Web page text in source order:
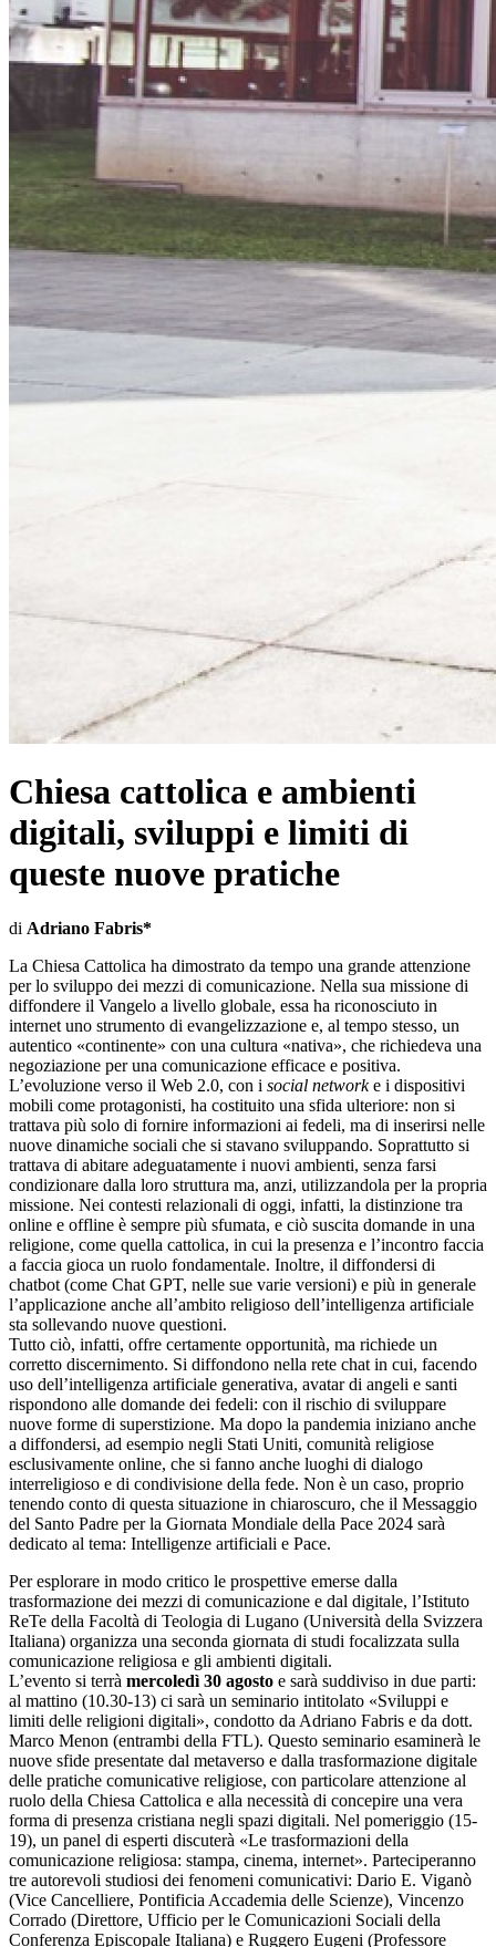
Chiesa cattolica e ambienti
digitali, sviluppi e limiti di
queste nuove pratiche
di Adriano Fabris*
La Chiesa Cattolica ha dimostrato da tempo una grande attenzione
per lo sviluppo dei mezzi di comunicazione. Nella sua missione di
diffondere il Vangelo a livello globale, essa ha riconosciuto in
internet uno strumento di evangelizzazione e, al tempo stesso, un
autentico «continente» con una cultura «nativa», che richiedeva una
negoziazione per una comunicazione efficace e positiva.
L’evoluzione verso il Web 2.0, con i social networke i dispositivi
mobili come protagonisti, ha costituito una sfida ulteriore: non si
trattava più solo di fornire informazioni ai fedeli, ma di inserirsi nelle
nuove dinamiche sociali che si stavano sviluppando. Soprattutto si
trattava di abitare adeguatamente i nuovi ambienti, senza farsi
condizionare dalla loro struttura ma, anzi, utilizzandola per la propria
missione. Nei contesti relazionali di oggi, infatti, la distinzione tra
online e offline è sempre più sfumata, e ciò suscita domande in una
religione, come quella cattolica, in cui la presenza e l’incontro faccia
a faccia gioca un ruolo fondamentale. Inoltre, il diffondersi di
chatbot (come Chat GPT, nelle sue varie versioni) e più in generale
l’applicazione anche all’ambito religioso dell’intelligenza artificiale
sta sollevando nuove questioni.
Tutto ciò, infatti, offre certamente opportunità, ma richiede un
corretto discernimento. Si diffondono nella rete chat in cui, facendo
uso dell’intelligenza artificiale generativa, avatar di angeli e santi
rispondono alle domande dei fedeli: con il rischio di sviluppare
nuove forme di superstizione. Ma dopo la pandemia iniziano anche
a diffondersi, ad esempio negli Stati Uniti, comunità religiose
esclusivamente online, che si fanno anche luoghi di dialogo
interreligioso e di condivisione della fede. Non è un caso, proprio
tenendo conto di questa situazione in chiaroscuro, che il Messaggio
del Santo Padre per la Giornata Mondiale della Pace 2024 sarà
dedicato al tema: Intelligenze artificiali e Pace.
Per esplorare in modo critico le prospettive emerse dalla
trasformazione dei mezzi di comunicazione e dal digitale, l’Istituto
ReTe della Facoltà di Teologia di Lugano (Università della Svizzera
Italiana) organizza una seconda giornata di studi focalizzata sulla
comunicazione religiosa e gli ambienti digitali.
L’evento si terrà mercoledì 30 agosto e sarà suddiviso in due parti:
al mattino (10.30-13) ci sarà un seminario intitolato «Sviluppi e
limiti delle religioni digitali», condotto da Adriano Fabris e da dott.
Marco Menon (entrambi della FTL). Questo seminario esaminerà le
nuove sfide presentate dal metaverso e dalla trasformazione digitale
delle pratiche comunicative religiose, con particolare attenzione al
ruolo della Chiesa Cattolica e alla necessità di concepire una vera
forma di presenza cristiana negli spazi digitali. Nel pomeriggio (15-
19), un panel di esperti discuterà «Le trasformazioni della
comunicazione religiosa: stampa, cinema, internet». Parteciperanno
tre autorevoli studiosi dei fenomeni comunicativi: Dario E. Viganò
(Vice Cancelliere, Pontificia Accademia delle Scienze), Vincenzo
Corrado (Direttore, Ufficio per le Comunicazioni Sociali della
Conferenza Episcopale Italiana) e Ruggero Eugeni (Professore